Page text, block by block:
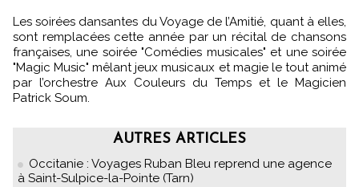
Les soirées dansantes du Voyage de l’Amitié, quant à elles,
sont remplacées cette année par un récital de chansons
françaises, une soirée "Comédies musicales" et une soirée
"Magic Music" mêlant jeux musicaux et magie le tout animé
par l’orchestre Aux Couleurs du Temps et le Magicien
Patrick Soum.
AUTRES ARTICLES
Occitanie : Voyages Ruban Bleu reprend une agence
à Saint-Sulpice-la-Pointe (Tarn)